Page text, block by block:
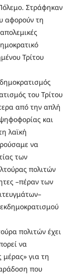
Στράφηκαν
αφορούν τη
Τρίτου
του Τρίτου
από την απλή
και
λαϊκή
να
των
πολιτών
–πέραν των
πολιτών έχει
να
για τη
που